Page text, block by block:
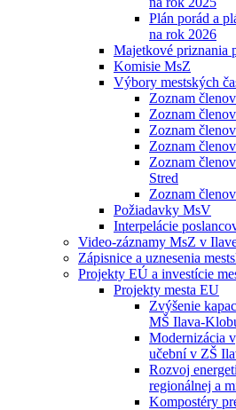
Plán porád a
na rok 2026
Majetkové priznania
Komisie MsZ
Výbory mestských
Zoznam
Zoznam
Zoznam
Zoznam
Zoznam
Stred
Zoznam
Požiadavky MsV
Interpelácie
Video-záznamy MsZ v
Zápisnice a uznesenia
Projekty EÚ a investície
Projekty mesta EU
Zvýšenie
MŠ Ilava-
Modernizácia
učební v ZŠ
Rozvoj
regionálnej a
Kompostéry